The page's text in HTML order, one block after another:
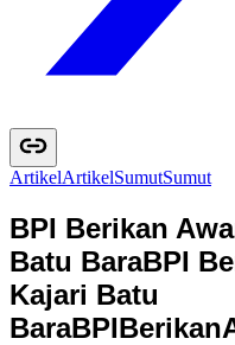
ArtikelArtikelSumutSumut
BPI Berikan
Batu BaraBPI
Kajari Batu
BaraBPIBerikan